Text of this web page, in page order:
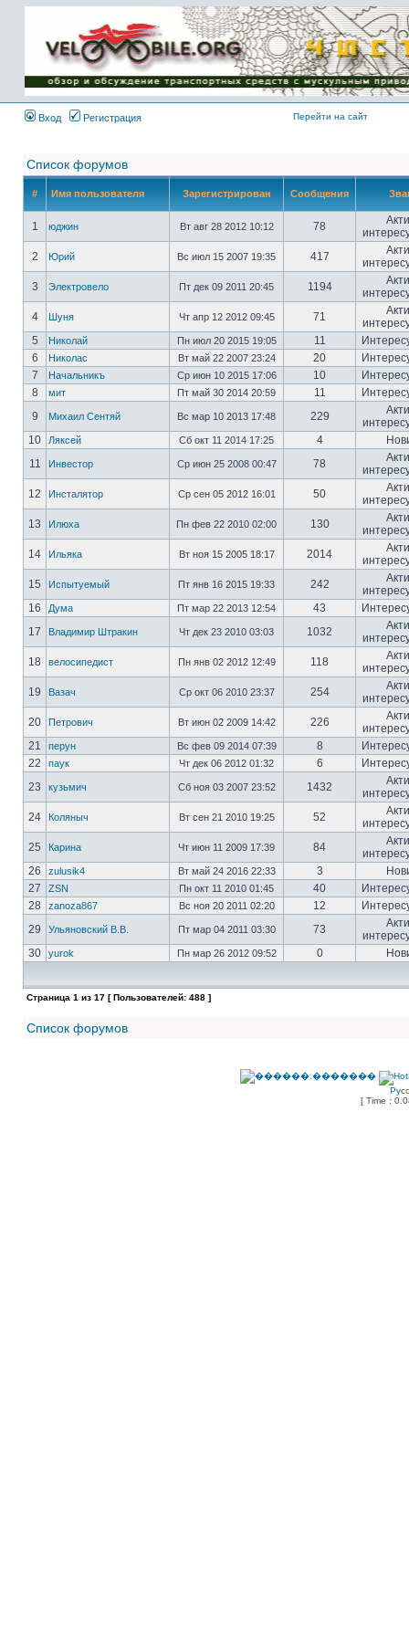
Имя пользователя:
Пароль:
{ LOG_ME_IN_SHORT
}
Вход
Регистрация Перейти на сайт
Список форумов
# Имя пользователя Зарегистрирован Сообщения
1 юджин Вт авг 28 2012 10:12 78
2
Юрий Вс июл 15 2007 19:35 417
3
Электровело Пт дек 09 2011 20:45 1194
4
Шуня Чт апр 12 2012 09:45 71
5
Николай Пн июл 20 2015 19:05 11
6
Николас Вт май 22 2007 23:24 20
7
Начальникъ Ср июн 10 2015 17:06 10
8
мит Пт май 30 2014 20:59 11
9
Михаил Сентяй Вс мар 10 2013 17:48 229
10
Ляксей Сб окт 11 2014 17:25 4
11
Инвестор Ср июн 25 2008 00:47 78
12
Инсталятор Ср сен 05 2012 16:01 50
13
Илюха Пн фев 22 2010 02:00 130
14
Ильяка Вт ноя 15 2005 18:17 2014
15
Испытуемый Пт янв 16 2015 19:33 242
16
Дума Пт мар 22 2013 12:54 43
17
Владимир Штракин Чт дек 23 2010 03:03 1032
18
велосипедист Пн янв 02 2012 12:49 118
19
Вазач Ср окт 06 2010 23:37 254
20
Петрович Вт июн 02 2009 14:42 226
21
перун Вс фев 09 2014 07:39 8
22
паук Чт дек 06 2012 01:32 6
23
кузьмич Сб ноя 03 2007 23:52 1432
24
Коляныч Вт сен 21 2010 19:25 52
25
Карина Чт июн 11 2009 17:39 84
26
zulusik4 Вт май 24 2016 22:33 3
27
ZSN Пн окт 11 2010 01:45 40
28
zanoza867 Вс ноя 20 2011 02:20 12
29
Ульяновский В.В. Пт мар 04 2011 03:30 73
30
yurok Пн мар 26 2012 09:52 0
Страница 1 из 17 [ Пользователей: 488 ]
Список форумов
[ Time :